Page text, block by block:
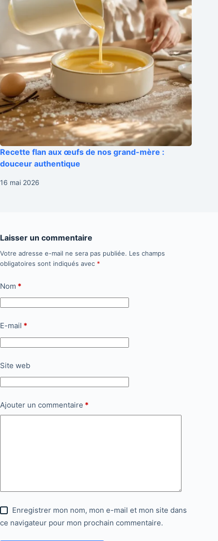
Recette flan aux œufs de nos grand-mère :
douceur authentique
16 mai 2026
Laisser un commentaire
Votre adresse e-mail ne sera pas publiée. Les champs
obligatoires sont indiqués avec *
Nom *
E-mail *
Site web
Ajouter un commentaire *
Enregistrer mon nom, mon e-mail et mon site dans
ce navigateur pour mon prochain commentaire.